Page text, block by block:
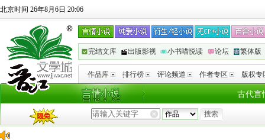
北京时间 26年8月6日 20:06
完结文库 出版影视 小书喵悦读 论坛 繁体版
作品库 排行榜 评论频道 作者专区 版权专
古代言